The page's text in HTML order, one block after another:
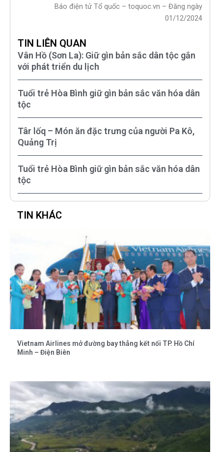
Báo điện tử Tổ quốc – toquoc.vn – Đăng ngày
01/12/2024
TIN LIÊN QUAN
Vân Hồ (Sơn La): Giữ gìn bản sắc dân tộc gắn
với phát triển du lịch
Tuổi trẻ Hòa Bình giữ gìn bản sắc văn hóa dân
tộc
Târ lốq – Món ăn đặc trưng của người Pa Kô,
Quảng Trị
Tuổi trẻ Hòa Bình giữ gìn bản sắc văn hóa dân
tộc
TIN KHÁC
Vietnam Airlines mở đường bay thẳng kết nối TP. Hồ Chí
Minh – Điện Biên